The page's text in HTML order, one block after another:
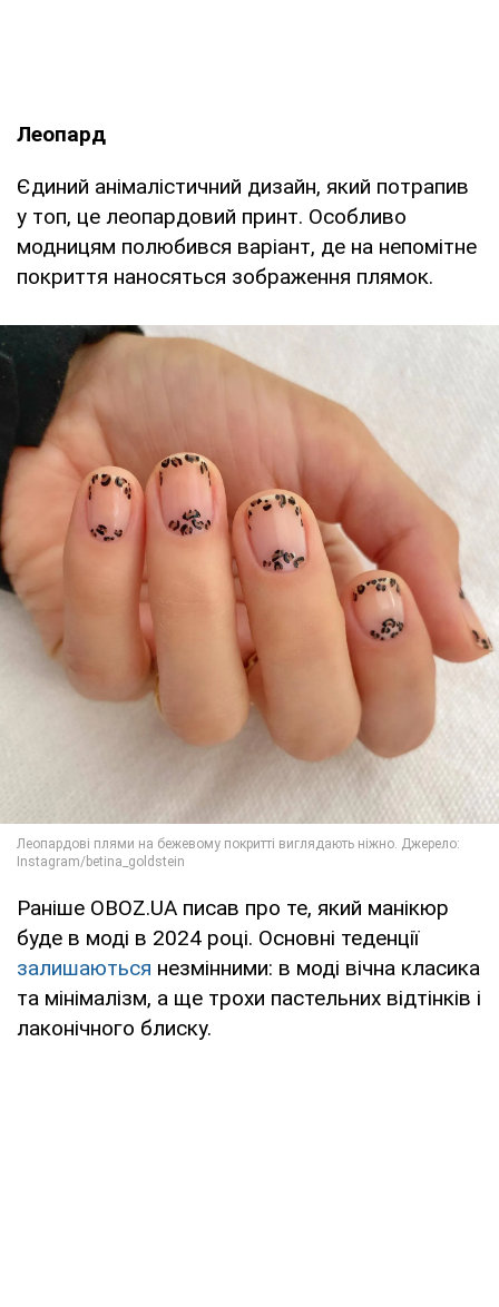
Леопард
Єдиний анімалістичний дизайн, який потрапив
у топ, це леопардовий принт. Особливо
модницям полюбився варіант, де на непомітне
покриття наносяться зображення плямок.
Раніше OBOZ.UA писав про те, який манікюр
буде в моді в 2024 році. Основні теденції
залишаються незмінними: в моді вічна класика
та мінімалізм, а ще трохи пастельних відтінків і
лаконічного блиску.